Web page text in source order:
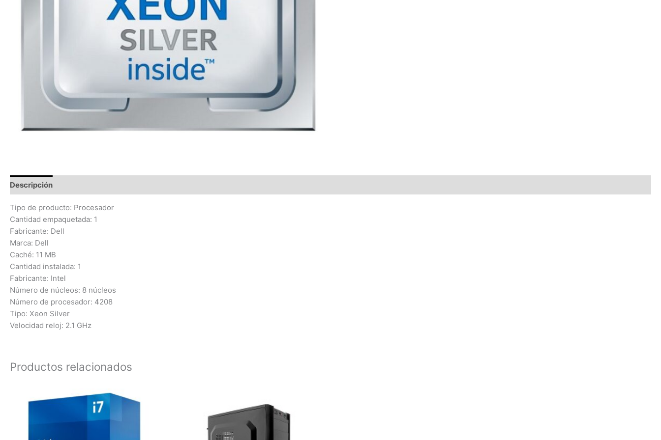
Descripción
Tipo de producto: Procesador
Cantidad empaquetada: 1
Fabricante: Dell
Marca: Dell
Caché: 11 MB
Cantidad instalada: 1
Fabricante: Intel
Número de núcleos: 8 núcleos
Número de procesador: 4208
Tipo: Xeon Silver
Velocidad reloj: 2.1 GHz
Productos relacionados